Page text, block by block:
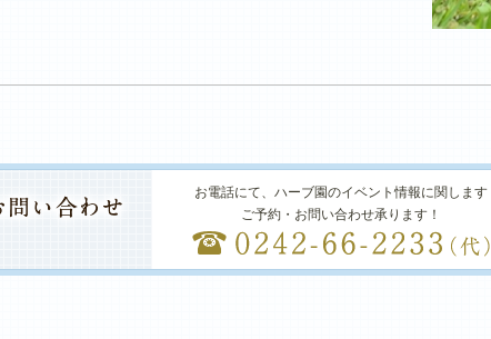
お電話にて、ハーブ園のイベント情報に関します
ご予約・お問い合わせ承ります！